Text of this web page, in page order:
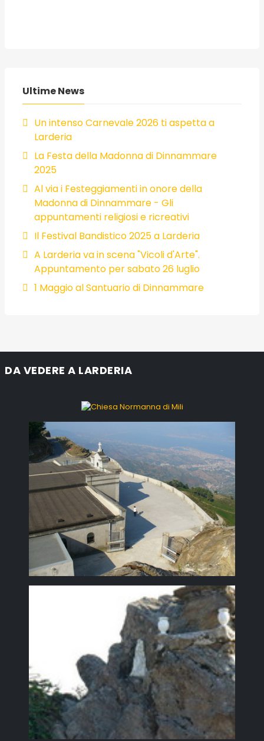
Ultime News
Un intenso Carnevale 2026 ti aspetta a
Larderia
La Festa della Madonna di Dinnammare
2025
Al via i Festeggiamenti in onore della
Madonna di Dinnammare - Gli
appuntamenti religiosi e ricreativi
Il Festival Bandistico 2025 a Larderia
A Larderia va in scena "Vicoli d'Arte".
Appuntamento per sabato 26 luglio
1 Maggio al Santuario di Dinnammare
DA VEDERE A LARDERIA